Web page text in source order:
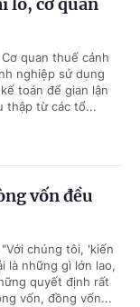
quan thuế cảnh
nghiệp sử dụng
toán để gian lận
thập từ các tổ...
vốn đều
chúng tôi, 'kiến
là những gì lớn lao,
quyết định rất
vốn, đồng vốn...